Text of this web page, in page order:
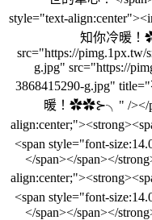
style="text-
知你冷暖！
src="https://pimg.1px.tw/
g.jpg" src="https://
3868415290-g.jpg"
暖！✿✿⊱╮" /></p>
<span style="font-
</span></span></
<span style="font-
</span></span></